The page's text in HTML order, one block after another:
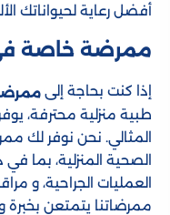
أفضل رعاية لحيواناتك
ممرضة خاصة
إذا كنت بحاجة إلى
طبية منزلية محترفة،
المثالي. نحن نوفر لك
الصحية المنزلية، بما في
العمليات الجراحية، و
ممرضاتنا يتمتعن بخبرة